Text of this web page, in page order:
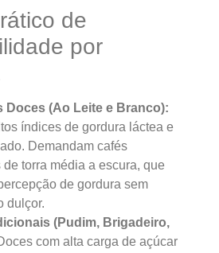
de
por
Doces (Ao Leite e Branco):
índices de gordura láctea e
Demandam cafés
torra média a escura, que
de gordura sem
dulçor.
(Pudim, Brigadeiro,
com alta carga de açúcar